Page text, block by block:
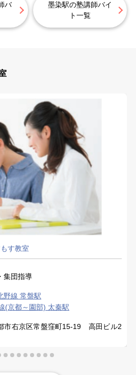
バ
墨染駅の塾講師バイ
ト一覧
す教室
集団指導
野線 常盤駅
(京都～園部) 太秦駅
市右京区常盤窪町15-19 高田ビル2